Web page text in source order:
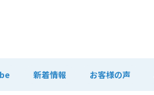
新着情報 お客様の声